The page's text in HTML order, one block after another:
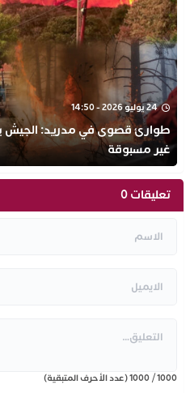
24 يوليو 2026 - 14:50
طوارئ قصوى في مدريد: الجيش
غير مسبوقة
تعليقات 0
1000
/
1000(عدد الأحرف المتبقية)